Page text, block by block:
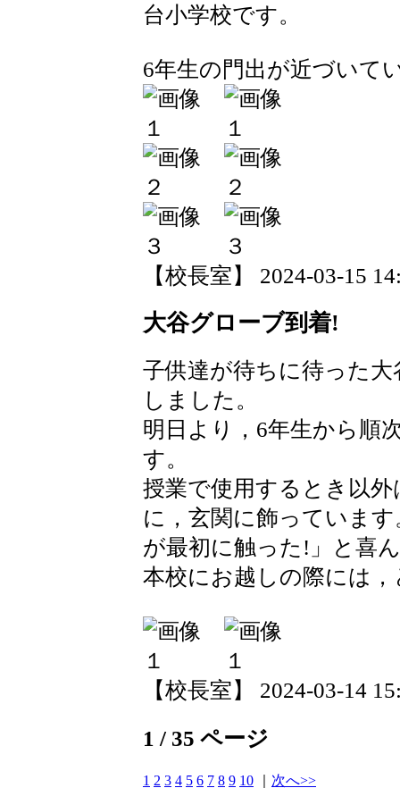
台小学校です。
6年生の門出が近づいて
【校長室】 2024-03-15
大谷グローブ到着!
子供達が待ちに待った
しました。
明日より，6年生から順
す。
授業で使用するとき以
に，玄関に飾っていま
が最初に触った!」と喜
本校にお越しの際には
【校長室】 2024-03-14
1 / 35 ページ
1 2 3 4 5 6 7 8 9 10 次へ>>